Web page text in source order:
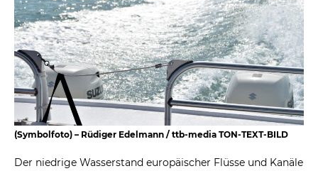
(Symbolfoto) – Rüdiger Edelmann / ttb-media TON-TEXT-BILD
Der niedrige Wasserstand europäischer Flüsse und Kanäle